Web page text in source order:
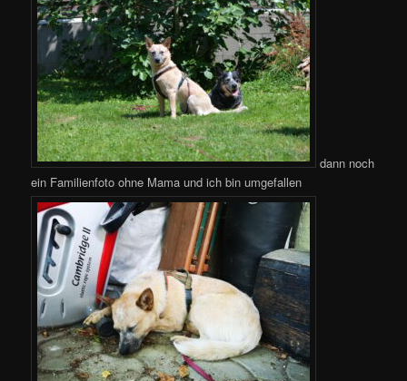
dann noch
ein Familienfoto ohne Mama und ich bin umgefallen